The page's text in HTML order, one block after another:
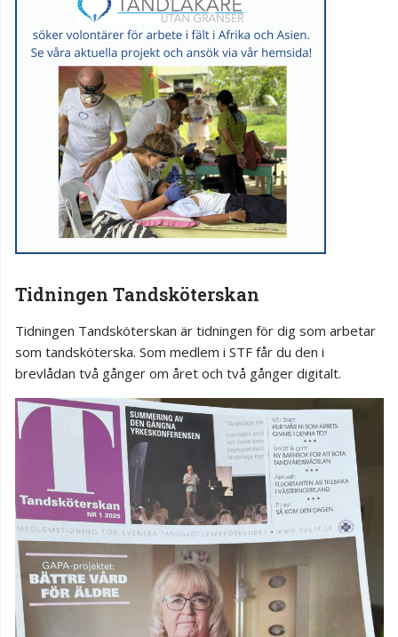
Tidningen Tandsköterskan
Tidningen Tandsköterskan är tidningen för dig som arbetar
som tandsköterska. Som medlem i STF får du den i
brevlådan två gånger om året och två gånger digitalt.